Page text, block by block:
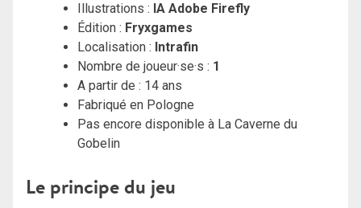
Illustrations : IA Adobe Firefly
Édition : Fryxgames
Localisation : Intrafin
Nombre de joueur·se·s : 1
A partir de : 14 ans
Fabriqué en Pologne
Pas encore disponible à La Caverne du
Gobelin
Le principe du jeu